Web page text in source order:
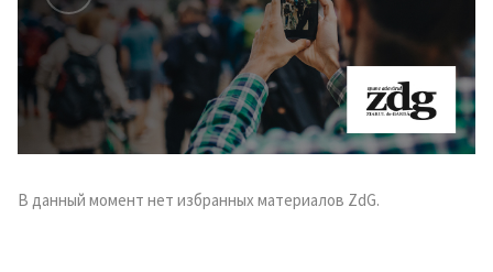
В данный момент нет избранных материалов ZdG.
КОНТАКТНЫЙ ИСТОЧНИК
Анонимный источник
Имя + Моё имя
Электронная почта
+ Мой email